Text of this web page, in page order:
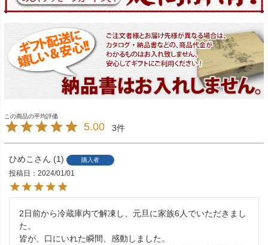
5.00 3
ひめこ 1 購入者
投稿日 2024/01/01
2日前から冷蔵庫内で解凍し、元旦に家族6人でいただきまし
た。
皆が、口にいれた瞬間、感動しました。